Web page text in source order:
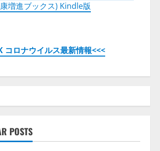
増進ブックス) Kindle版
コロナウイルス最新情報<<<
POSTS